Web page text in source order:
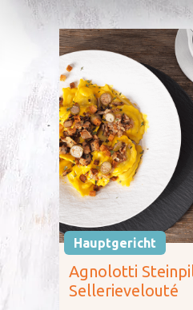
Hauptgericht
Agnolotti
Sellerievelouté